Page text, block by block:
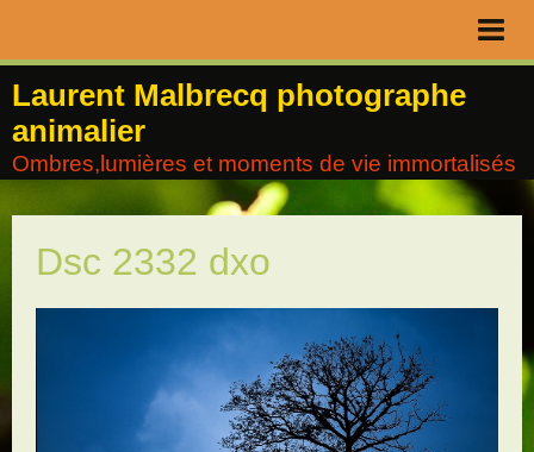
Page d'accueil
Livre d'or
Contact
Album
Agenda
Blog
Laurent Malbrecq photographe
animalier
Ombres,lumières et moments de vie immortalisés
Dsc 2332 dxo